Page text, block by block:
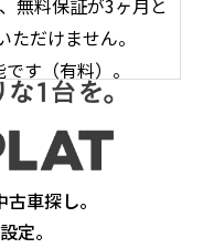
だけません。
す（有料）。
車探し。
定。